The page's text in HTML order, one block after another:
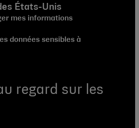
regard sur les
États-Unis
mes informations
données sensibles à